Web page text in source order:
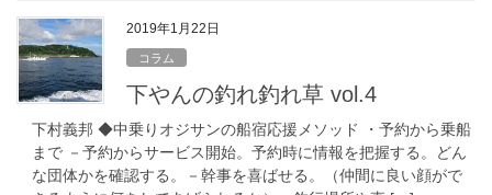
2019年1月22日
コラム
下やんの釣れ釣れ草 vol.4
下村義邦 ◆中乗りオジサンの船宿応援メソッド ・予約から乗船
まで －予約からサービス開始。予約時に情報を把握する。どん
な団体かを確認する。－幹事を喜ばせる。（仲間に良い顔がで